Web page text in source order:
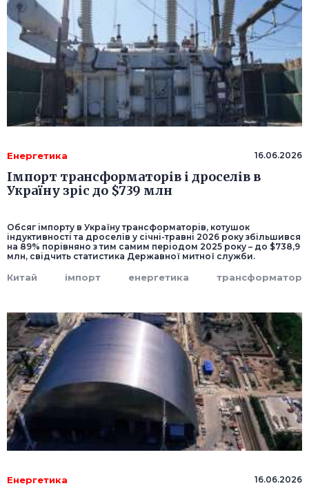
Енергетика 16.06.2026
Імпорт трансформаторів і дроселів в
Україну зріс до $739 млн
Обсяг імпорту в Україну трансформаторів, котушок
індуктивності та дроселів у січні-травні 2026 року збільшився
на 89% порівняно з тим самим періодом 2025 року – до $738,9
млн, свідчить статистика Державної митної служби.
Китай імпорт енергетика трансформатор
Енергетика 16.06.2026